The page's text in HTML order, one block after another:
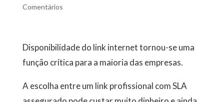
Comentários
Disponibilidade do link internet tornou-se uma
função crítica para a maioria das empresas.
A escolha entre um link profissional com SLA